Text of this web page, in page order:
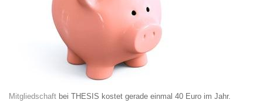
Mitgliedschaft bei THESIS kostet gerade einmal 40 Euro im Jahr.